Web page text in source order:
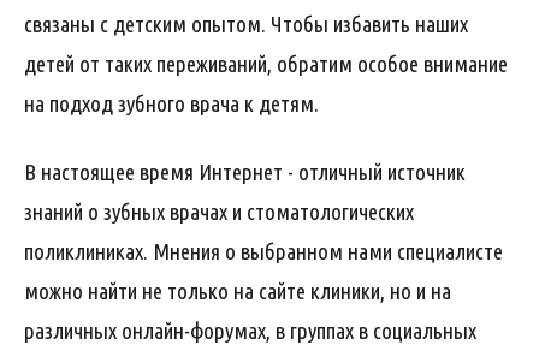
связаны с детским опытом. Чтобы избавить наших
детей от таких переживаний, обратим особое внимание
на подход зубного врача к детям.
В настоящее время Интернет - отличный источник
знаний о зубных врачах и стоматологических
поликлиниках. Мнения о выбранном нами специалисте
можно найти не только на сайте клиники, но и на
различных онлайн-форумах, в группах в социальных